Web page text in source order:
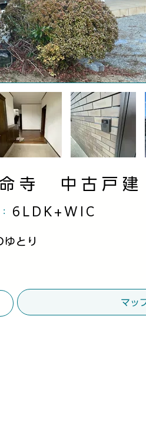
寺 中古戸建
6LDK+WIC
：
とり
マッ